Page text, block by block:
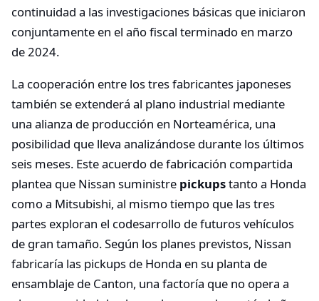
continuidad a las investigaciones básicas que iniciaron
conjuntamente en el año fiscal terminado en marzo
de 2024.
La cooperación entre los tres fabricantes japoneses
también se extenderá al plano industrial mediante
una alianza de producción en Norteamérica, una
posibilidad que lleva analizándose durante los últimos
seis meses. Este acuerdo de fabricación compartida
plantea que Nissan suministre pickupstanto a Honda
como a Mitsubishi, al mismo tiempo que las tres
partes exploran el codesarrollo de futuros vehículos
de gran tamaño. Según los planes previstos, Nissan
fabricaría las pickups de Honda en su planta de
ensamblaje de Canton, una factoría que no opera a